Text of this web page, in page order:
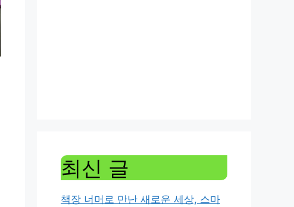
최신 글
책장 너머로 만난 새로운 세상, 스마